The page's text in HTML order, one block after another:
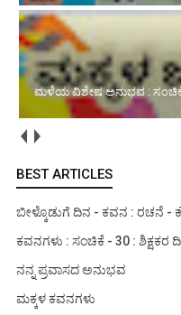
ಮಳೆಯ ವಿಶೇಷ ಅನುಭವ : ಸಂಚಿಕೆ
BEST ARTICLES
ಬೀಳ್ಕೊಡುಗೆ ದಿನ - ಕವನ : ರಚನೆ -
ಕವನಗಳು : ಸಂಚಿಕೆ - 30 :
ನನ್ನ ಪ್ರವಾಸದ ಅನುಭವ
ಮಕ್ಕಳ ಕವನಗಳು